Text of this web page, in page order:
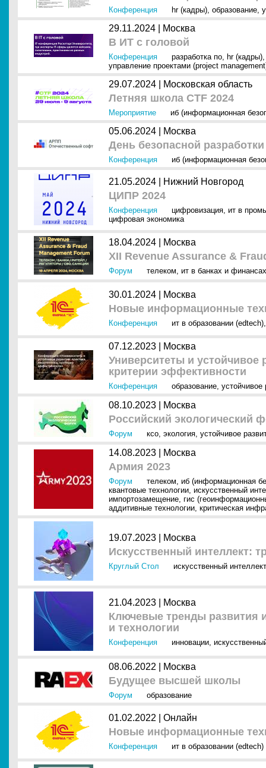
Конференция hr (кадры), образование,
29.11.2024 | Москва
В ИТ с головой
Конференция разработка по, hr (кадры)
управление проектами (project
29.07.2024 | Московская область
Летняя школа CTF 2024
Мероприятие иб (информационная
05.06.2024 | Москва
День безопасной
Конференция иб (информационная
21.05.2024 | Нижний Новгород
ЦИПР 2024
Конференция цифровизация, ит в
цифровая экономика
18.04.2024 | Москва
XII Revenue Assurance &
Форум телеком, ит в банках и финансах
30.01.2024 | Москва
Новые информационные
Конференция ит в образовании (edtech)
07.12.2023 | Москва
Университеты и устойчивое
критерии эффективности
Конференция образование, устойчивое
08.10.2023 | Москва
Российский экологический
Форум ксо, экология, устойчивое
14.08.2023 | Москва
Армия 2023
Форум телеком, иб (информационная
квантовые технологии, искусственный
импортозамещение, гис
аддитивные технологии, критическая
19.07.2023 | Москва
Искусственный интеллект:
Круглый Стол искусственный
21.04.2023 | Москва
Ключевые тренды развития
и технологии
Конференция инновации,
08.06.2022 | Москва
Будущее высшей школы
Форум образование
01.02.2022 | Онлайн
Новые информационные
Конференция ит в образовании (edtech)